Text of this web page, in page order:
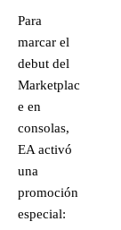
Para
marcar el
debut del
Marketplac
e en
consolas,
EA activó
una
promoción
especial: